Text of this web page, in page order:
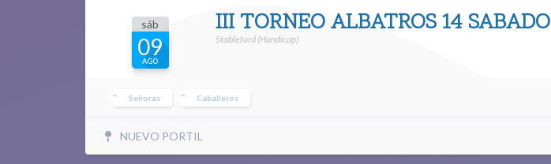
sáb
09
AGO
III TORNEO ALBATROS 14 SABADO
Stableford (Handicap)
Señoras Caballeros
NUEVO PORTIL